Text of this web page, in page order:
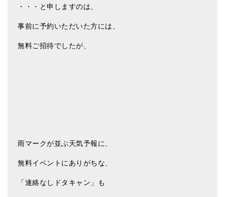
・・・と申しますのは、
事前に予約いただいた方には、
無料ご招待でしたが、
雨マークが並ぶ天気予報に、
無料イベントにありがちな、
「連絡なしドタキャン」も